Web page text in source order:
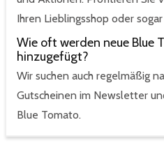
Ihren Lieblingsshop oder
Wie oft werden neue Blue
hinzugefügt?
Wir suchen auch regelmäßig
Gutscheinen im Newsletter
Blue Tomato.